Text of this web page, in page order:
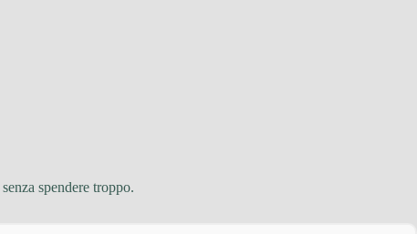
senza spendere troppo.